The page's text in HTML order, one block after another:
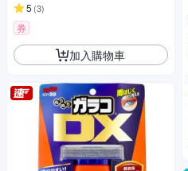
5 (3)
券
加入購物車